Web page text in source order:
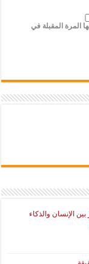
المرة المقبلة في
الإنسان والذكاء